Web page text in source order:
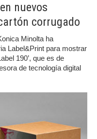
nuevos
corrugado
Minolta ha
Label&Print para mostrar
190’, que es de
de tecnología digital